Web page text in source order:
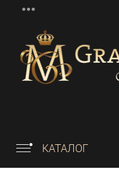
КАТАЛОГ